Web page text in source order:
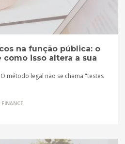
na função pública: o
isso altera a sua
método legal não se chama "testes